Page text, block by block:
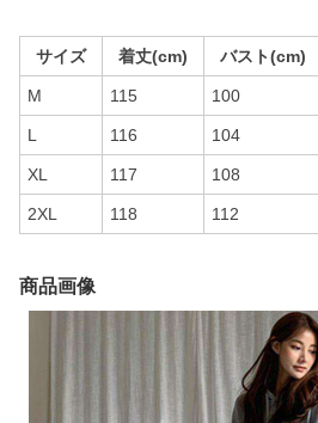
サイズ 着丈(cm) バスト(cm)
M 115 100
L 116 104
XL 117 108
2XL 118 112
商品画像